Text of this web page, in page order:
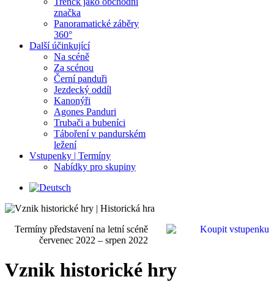
značka
Panoramatické záběry
360°
Další účinkující
Na scéně
Za scénou
Černí panduři
Jezdecký oddíl
Kanonýři
Agones Panduri
Trubači a bubeníci
Táboření v pandurském
ležení
Vstupenky | Termíny
Nabídky pro skupiny
Termíny představení na letní scéně
červenec 2022 – srpen 2022
Vznik historické hry